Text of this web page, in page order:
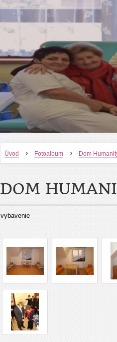
Úvod › Fotoalbum › Dom
DOM
vybavenie